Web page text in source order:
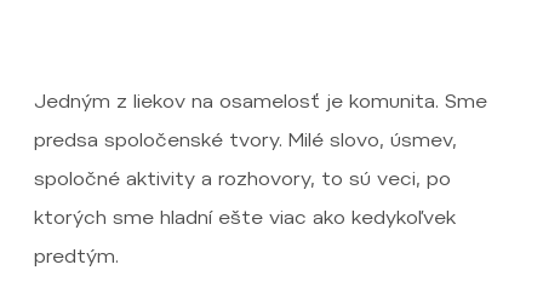
Jedným z liekov na osamelosť je komunita. Sme
predsa spoločenské tvory. Milé slovo, úsmev,
spoločné aktivity a rozhovory, to sú veci, po
ktorých sme hladní ešte viac ako kedykoľvek
predtým.